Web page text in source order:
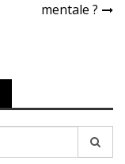
mentale ?